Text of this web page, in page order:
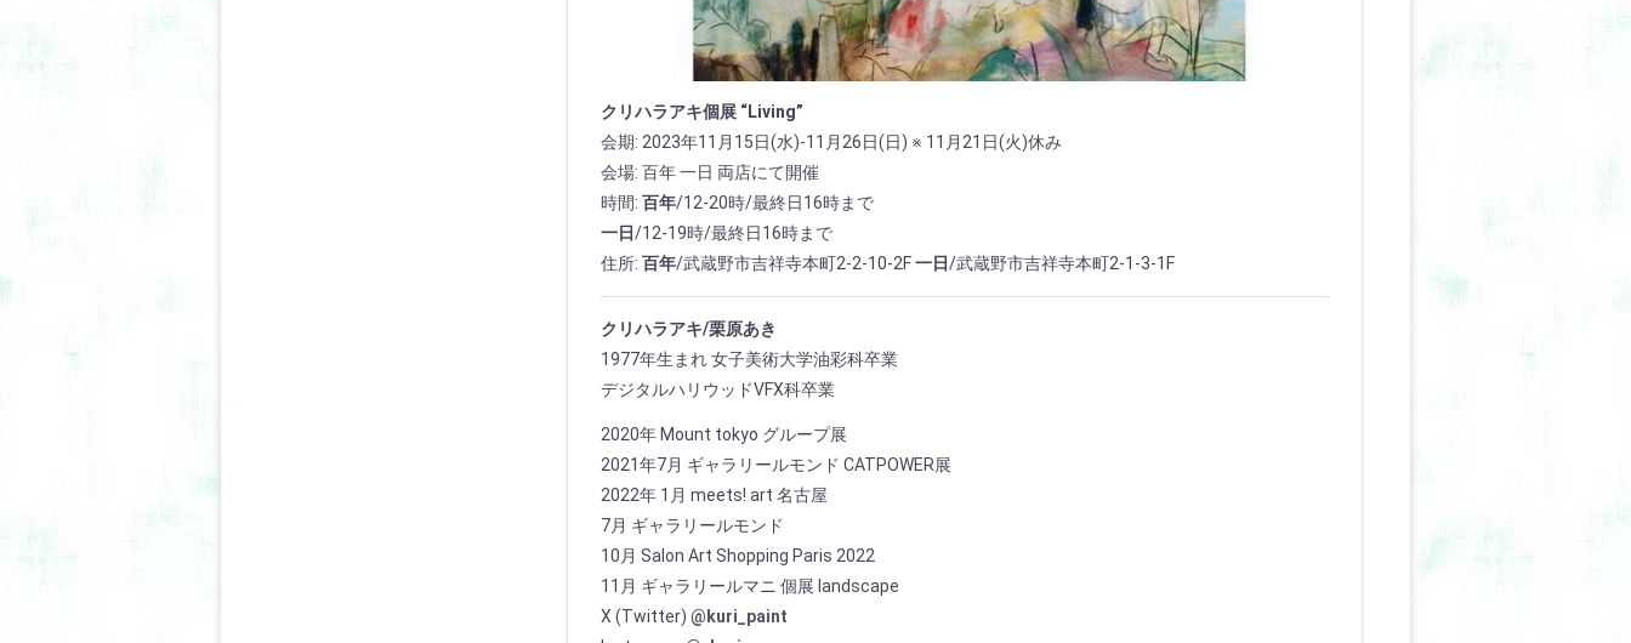
クリハラアキ個展 “Living”
会期: 2023年11月15日(水)-11月26日(日) ※ 11月21日(火)休み
会場: 百年 一日 両店にて開催
時間: 百年/12-20時/最終日16時まで
一日/12-19時/最終日16時まで
住所: 百年/武蔵野市吉祥寺本町2-2-10-2F一日/武蔵野市吉祥寺本町2-1-3-1F
クリハラアキ/栗原あき
1977年生まれ 女子美術大学油彩科卒業
デジタルハリウッドVFX科卒業
2020年 Mount tokyo グループ展
2021年7月 ギャラリールモンド CATPOWER展
2022年 1月 meets! art 名古屋
7月 ギャラリールモンド
10月 Salon Art Shopping Paris 2022
11月 ギャラリールマニ 個展 landscape
X (Twitter) @kuri_paint